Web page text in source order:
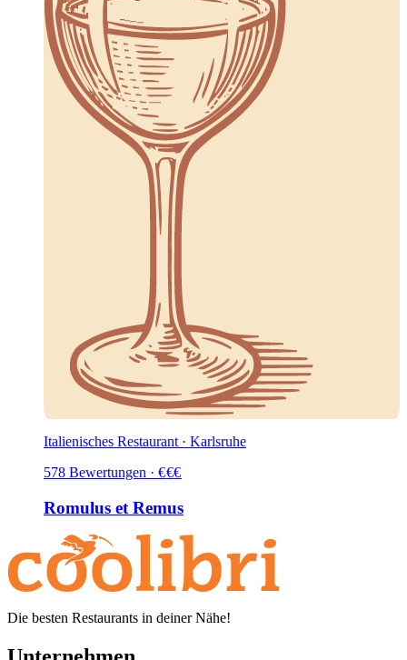
Italienisches Restaurant · Karlsruhe
578 Bewertungen · €€€
Romulus et Remus
Die besten Restaurants in deiner Nähe!